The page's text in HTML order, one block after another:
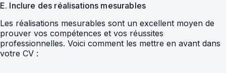
E. Inclure des réalisations mesurables
Les réalisations mesurables sont un excellent moyen de
prouver vos compétences et vos réussites
professionnelles. Voici comment les mettre en avant dans
votre CV :